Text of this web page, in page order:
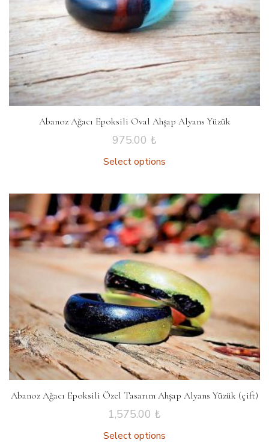
Abanoz Ağacı Epoksili Oval Ahşap Alyans Yüzük
975.00 ₺
Select options
Abanoz Ağacı Epoksili Özel Tasarım Ahşap Alyans Yüzük (çift)
1,575.00 ₺
Select options